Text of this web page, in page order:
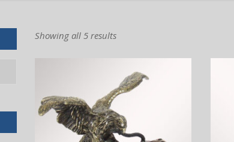
Showing all 5 results